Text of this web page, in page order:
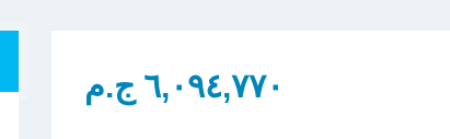
٦,٠٩٤,٧٧٠ ج.م